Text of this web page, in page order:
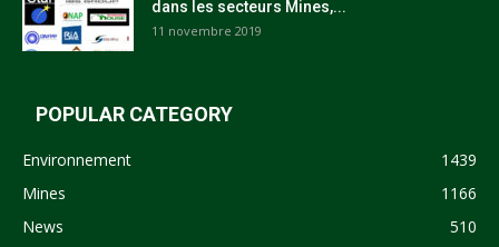
dans les secteurs Mines,...
11 novembre 2019
POPULAR CATEGORY
Environnement
1439
Mines
1166
News
510